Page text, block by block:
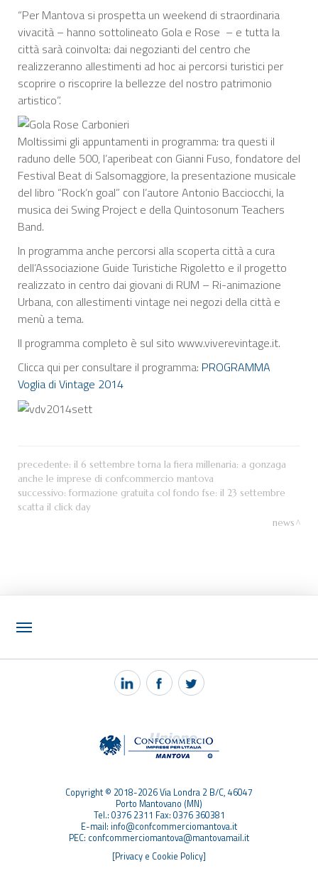
“Per Mantova si prospetta un weekend di straordinaria
vivacità – hanno sottolineato Gola e Rose – e tutta la
città sarà coinvolta: dai negozianti del centro che
realizzeranno allestimenti ad hoc ai percorsi turistici per
scoprire o riscoprire la bellezze del nostro patrimonio
artistico”.
Moltissimi gli appuntamenti in programma: tra questi il
raduno delle 500, l’aperibeat con Gianni Fuso, fondatore del
Festival Beat di Salsomaggiore, la presentazione musicale
del libro “Rock’n goal” con l’autore Antonio Bacciocchi, la
musica dei Swing Project e della Quintosonum Teachers
Band.
In programma anche percorsi alla scoperta città a cura
dell’Associazione Guide Turistiche Rigoletto e il progetto
realizzato in centro dai giovani di RUM – Ri-animazione
Urbana, con allestimenti vintage nei negozi della città e
menù a tema.
Il programma completo è sul sito www.viverevintage.it.
Clicca qui per consultare il programma: PROGRAMMA
Voglia di Vintage 2014
precedente: il 6 settembre torna la fiera millenaria: a gonzaga
anche le imprese di confcommercio mantova
successivo: formazione gratuita col fondo fse: il 23 settembre
scatta il click day
news
NOTIZIE
PEC MANTOVA MAIL
Copyright © 2018-2026 Via Londra 2 B/C, 46047
Porto Mantovano (MN)
Tel.: 0376 2311 Fax: 0376 360381
E-mail: info@confcommerciomantova.it
PEC: confcommerciomantova@mantovamail.it
[Privacy e Cookie Policy]